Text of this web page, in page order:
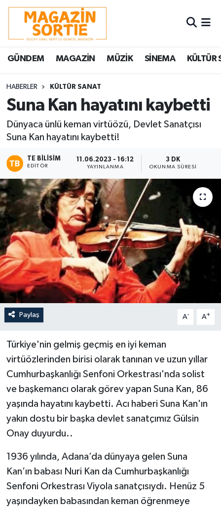
GÜNDEM MAGAZİN MÜZİK SİNEMA KÜLTÜR
HABERLER KÜLTÜR SANAT
Suna Kan hayatını kaybetti
Dünyaca ünlü keman virtüözü, Devlet Sanatçısı
Suna Kan hayatını kaybetti!
TE BILISIM
EDITÖR
11.06.2023 - 16:12
YAYINLANMA
3 DK
OKUNMA SÜRESI
Paylaş A- A+
Türkiye'nin gelmiş geçmiş en iyi keman
virtüözlerinden birisi olarak tanınan ve uzun yıllar
Cumhurbaşkanlığı Senfoni Orkestrası'nda solist
ve başkemancı olarak görev yapan Suna Kan, 86
yaşında hayatını kaybetti. Acı haberi Suna Kan'ın
yakın dostu bir başka devlet sanatçımız Gülsin
Onay duyurdu..
1936 yılında, Adana’da dünyaya gelen Suna
Kan’ın babası Nuri Kan da Cumhurbaşkanlığı
Senfoni Orkestrası Viyola sanatçısıydı. Henüz 5
yaşındayken babasından keman öğrenmeye
Nöbetçi Eczaneler
Hava Durumu
Trafik Durumu
Süper Lig Puan Durumu ve Fikstür
Tüm Manşetler
Son Dakika Haberleri
Haber Arşivi